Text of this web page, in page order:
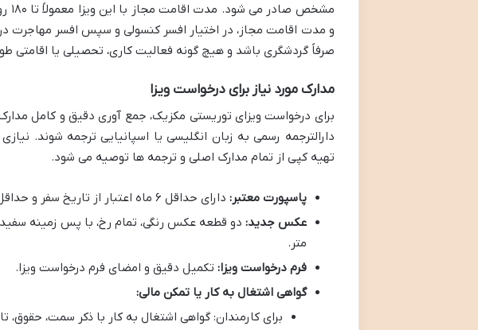
و مدت اقامت مجاز، در اختیار افسر کنسولی و سپس افسر مهاجرت
صرفاً گردشگری باشد و هیچ گونه فعالیت کاری، تحصیلی یا اقامتی
مدارک مورد نیاز برای درخواست ویزا
برای درخواست ویزای توریستی مکزیک، جمع آوری دقیق و کامل
دارالترجمه رسمی به زبان انگلیسی یا اسپانیایی ترجمه شوند.
تهیه کپی از تمام مدارک اصلی و ترجمه ها توصیه می شود.
پاسپورت معتبر: دارای حداقل ۶ ماه اعتبار از تاریخ سفر و حداقل دو صفحه خالی.
عکس جدید:
متر.
فرم درخواست ویزا: تکمیل دقیق و امضای فرم درخواست ویزا.
گواهی اشتغال به کار یا تمکن مالی:
برای کارمندان: گواهی اشتغال به کار با ذکر سمت،